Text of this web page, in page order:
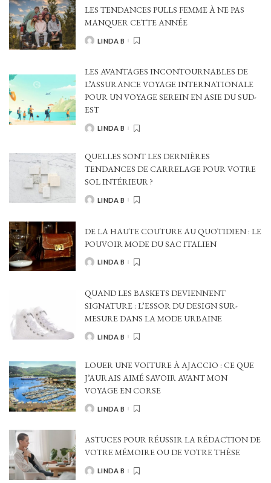
LES TENDANCES PULLS FEMME À NE PAS
MANQUER CETTE ANNÉE
POSTED
LINDA B
LES AVANTAGES INCONTOURNABLES DE
L’ASSURANCE VOYAGE INTERNATIONALE
POUR UN VOYAGE SEREIN EN ASIE DU SUD-
EST
POSTED
LINDA B
QUELLES SONT LES DERNIÈRES
TENDANCES DE CARRELAGE POUR VOTRE
SOL INTÉRIEUR ?
POSTED
LINDA B
DE LA HAUTE COUTURE AU QUOTIDIEN : LE
POUVOIR MODE DU SAC ITALIEN
POSTED
LINDA B
QUAND LES BASKETS DEVIENNENT
SIGNATURE : L’ESSOR DU DESIGN SUR-
MESURE DANS LA MODE URBAINE
POSTED
LINDA B
LOUER UNE VOITURE À AJACCIO : CE QUE
J’AURAIS AIMÉ SAVOIR AVANT MON
VOYAGE EN CORSE
POSTED
LINDA B
ASTUCES POUR RÉUSSIR LA RÉDACTION DE
VOTRE MÉMOIRE OU DE VOTRE THÈSE
POSTED
LINDA B